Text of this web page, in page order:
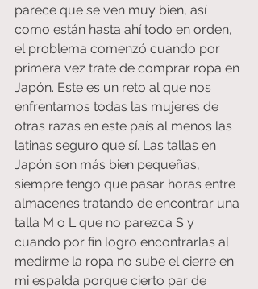
parece que se ven muy bien, así
como están hasta ahí todo en orden,
el problema comenzó cuando por
primera vez trate de comprar ropa en
Japón. Este es un reto al que nos
enfrentamos todas las mujeres de
otras razas en este país al menos las
latinas seguro que sí. Las tallas en
Japón son más bien pequeñas,
siempre tengo que pasar horas entre
almacenes tratando de encontrar una
talla M o L que no parezca S y
cuando por fin logro encontrarlas al
medirme la ropa no sube el cierre en
mi espalda porque cierto par de